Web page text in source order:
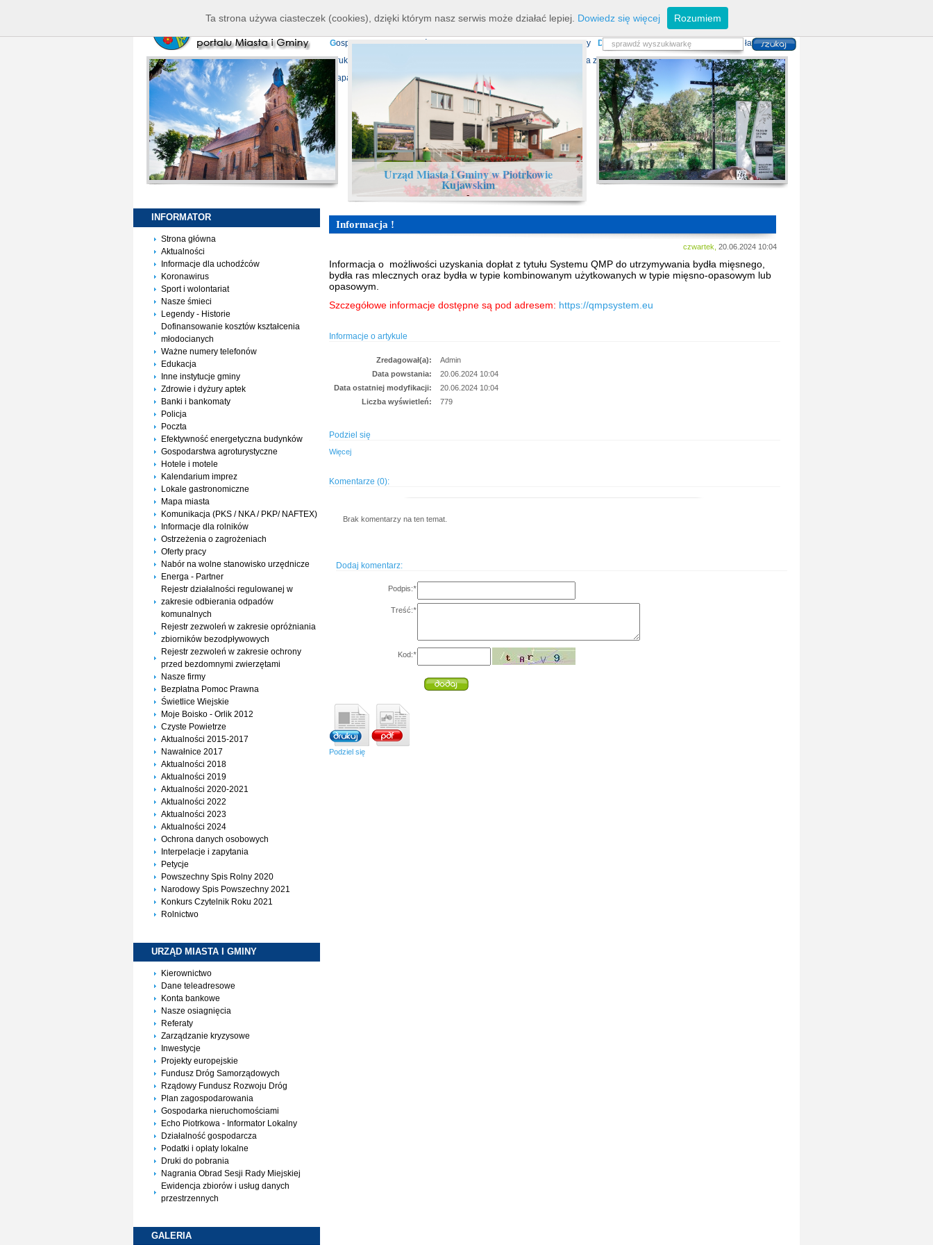
arządzanie kryzysowe
P
rojekty europejskie undusz Dróg Samorządowych ządowy Fundusz Rozwoju Dróg
lan zagospodarowania
Gospodarka nieruchomościami Echo Piotrkowa - Informator Lokalny D ziałalność gospodarcza
odatki i opłaty lokalne
D ruki do pobrania
widencja zbiorów i usług danych przestrzennych
Mapa serwisu
Urząd Miasta i Gminy w Piotrkowie
Kujawskim
-
INFORMATOR
Strona główna
Aktualności
Informacje dla uchodźców
Koronawirus
Sport i wolontariat
Nasze śmieci
Legendy - Historie
Dofinansowanie kosztów kształcenia
młodocianych
Ważne numery telefonów
Edukacja
Inne instytucje gminy
Zdrowie i dyżury aptek
Banki i bankomaty
Policja
Poczta
Efektywność energetyczna budynków
Gospodarstwa agroturystyczne
Hotele i motele
Kalendarium imprez
Lokale gastronomiczne
Mapa miasta
Komunikacja (PKS / NKA / PKP/ NAFTEX)
Informacje dla rolników
Ostrzeżenia o zagrożeniach
Oferty pracy
Nabór na wolne stanowisko urzędnicze
Energa - Partner
Rejestr działalności regulowanej w
zakresie odbierania odpadów
komunalnych
Rejestr zezwoleń w zakresie opróżniania
zbiorników bezodpływowych
Rejestr zezwoleń w zakresie ochrony
przed bezdomnymi zwierzętami
Nasze firmy
Bezpłatna Pomoc Prawna
Świetlice Wiejskie
Moje Boisko - Orlik 2012
Czyste Powietrze
Aktualności 2015-2017
Nawałnice 2017
Aktualności 2018
Aktualności 2019
Aktualności 2020-2021
Aktualności 2022
Aktualności 2023
Aktualności 2024
Ochrona danych osobowych
Interpelacje i zapytania
Petycje
Powszechny Spis Rolny 2020
Narodowy Spis Powszechny 2021
Konkurs Czytelnik Roku 2021
Rolnictwo
URZĄD MIASTA I GMINY
Kierownictwo
Dane teleadresowe
Konta bankowe
Nasze osiagnięcia
Referaty
Zarządzanie kryzysowe
Inwestycje
Projekty europejskie
Fundusz Dróg Samorządowych
Rządowy Fundusz Rozwoju Dróg
Plan zagospodarowania
Gospodarka nieruchomościami
Echo Piotrkowa - Informator Lokalny
Działalność gospodarcza
Podatki i opłaty lokalne
Druki do pobrania
Nagrania Obrad Sesji Rady Miejskiej
Ewidencja zbiorów i usług danych
przestrzennych
GALERIA
Informacja !
czwartek, 20.06.2024 10:04
Informacja o możliwości uzyskania dopłat z tytułu Systemu QMP do utrzymywania bydła mięsnego,
bydła ras mlecznych oraz bydła w typie kombinowanym użytkowanych w typie mięsno-opasowym lub
opasowym.
Szczegółowe informacje dostępne są pod adresem: https://qmpsystem.eu
Informacje o artykule
Zredagował(a):
Admin
Data powstania:
20.06.2024 10:04
Data ostatniej modyfikacji:
20.06.2024 10:04
Liczba wyświetleń:
779
Podziel się
Więcej
Komentarze (0):
Brak komentarzy na ten temat.
Dodaj komentarz:
Podpis:*
Treść:*
Kod:*
Podziel się
Ta strona używa ciasteczek (cookies), dzięki którym nasz serwis może działać lepiej. Dowiedz się więcej Rozumiem